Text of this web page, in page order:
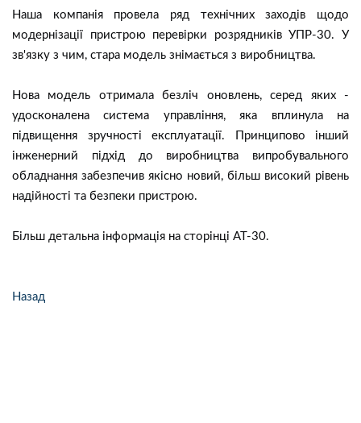
Наша компанія провела ряд технічних заходів щодо
модернізації пристрою перевірки розрядників УПР-30. У
зв'язку з чим, стара модель знімається з виробництва.
Нова модель отримала безліч оновлень, серед яких -
удосконалена система управління, яка вплинула на
підвищення зручності експлуатації. Принципово інший
інженерний підхід до виробництва випробувального
обладнання забезпечив якісно новий, більш високий рівень
надійності та безпеки пристрою.
Більш детальна інформація на сторінці AT-30.
Назад